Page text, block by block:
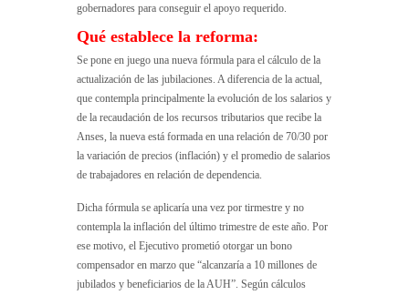
gobernadores para conseguir el apoyo requerido.
Qué establece la reforma:
Se pone en juego una nueva fórmula para el cálculo de la
actualización de las jubilaciones. A diferencia de la actual,
que contempla principalmente la evolución de los salarios y
de la recaudación de los recursos tributarios que recibe la
Anses, la nueva está formada en una relación de 70/30 por
la variación de precios (inflación) y el promedio de salarios
de trabajadores en relación de dependencia.
Dicha fórmula se aplicaría una vez por tirmestre y no
contempla la inflación del último trimestre de este año. Por
ese motivo, el Ejecutivo prometió otorgar un bono
compensador en marzo que “alcanzaría a 10 millones de
jubilados y beneficiarios de la AUH”. Según cálculos